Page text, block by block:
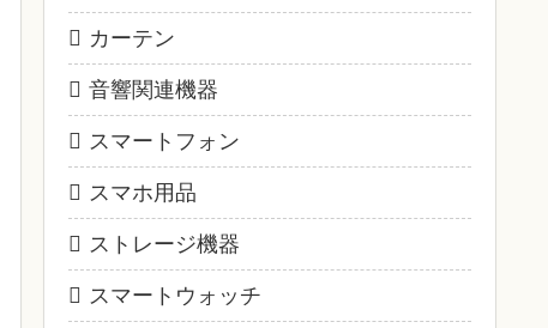
カーテン
音響関連機器
スマートフォン
スマホ用品
ストレージ機器
スマートウォッチ